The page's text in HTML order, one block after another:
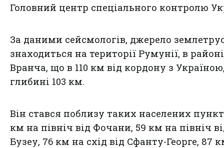
Головний центр спеціального контролю
За даними сейсмологів, джерело
знаходиться на території Румунії, в
Вранча, що в 110 км від кордону з
глибині 103 км.
Він стався поблизу таких населених
км на північ від Фочани, 59 км на північ
Бузеу, 76 км на схід від Сфанту-Георге, 87